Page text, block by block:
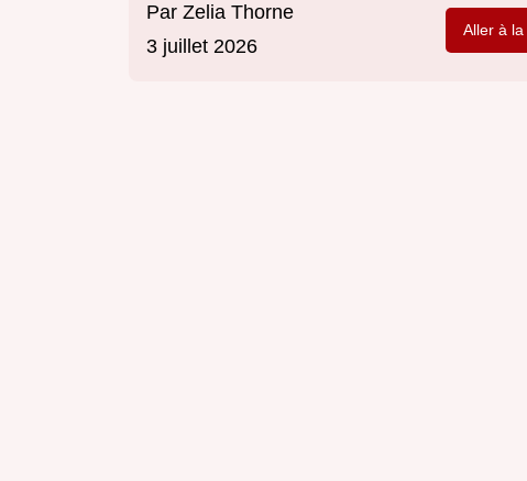
Par Zelia Thorne
3 juillet 2026
Aller à